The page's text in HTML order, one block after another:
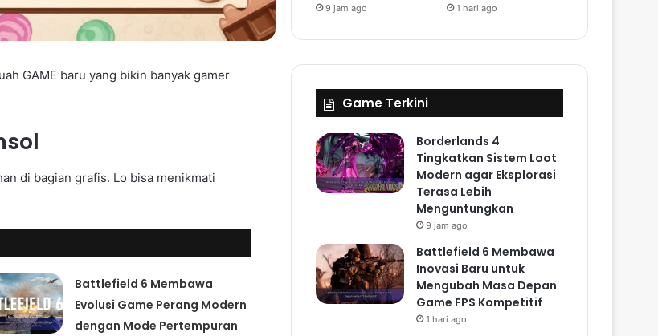
GAME baru yang bikin banyak gamer
di bagian grafis. Lo bisa menikmati
Battlefield 6 Membawa
Evolusi Game Perang Modern
dengan Mode Pertempuran
9 jam ago 1 hari ago
Game Terkini
Borderlands 4
Tingkatkan Sistem Loot
Modern agar Eksplorasi
Terasa Lebih
Menguntungkan
9 jam ago
Battlefield 6 Membawa
Inovasi Baru untuk
Mengubah Masa Depan
Game FPS Kompetitif
1 hari ago